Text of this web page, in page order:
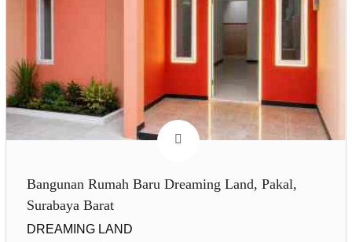
Bangunan Rumah Baru Dreaming Land, Pakal,
Surabaya Barat
DREAMING LAND